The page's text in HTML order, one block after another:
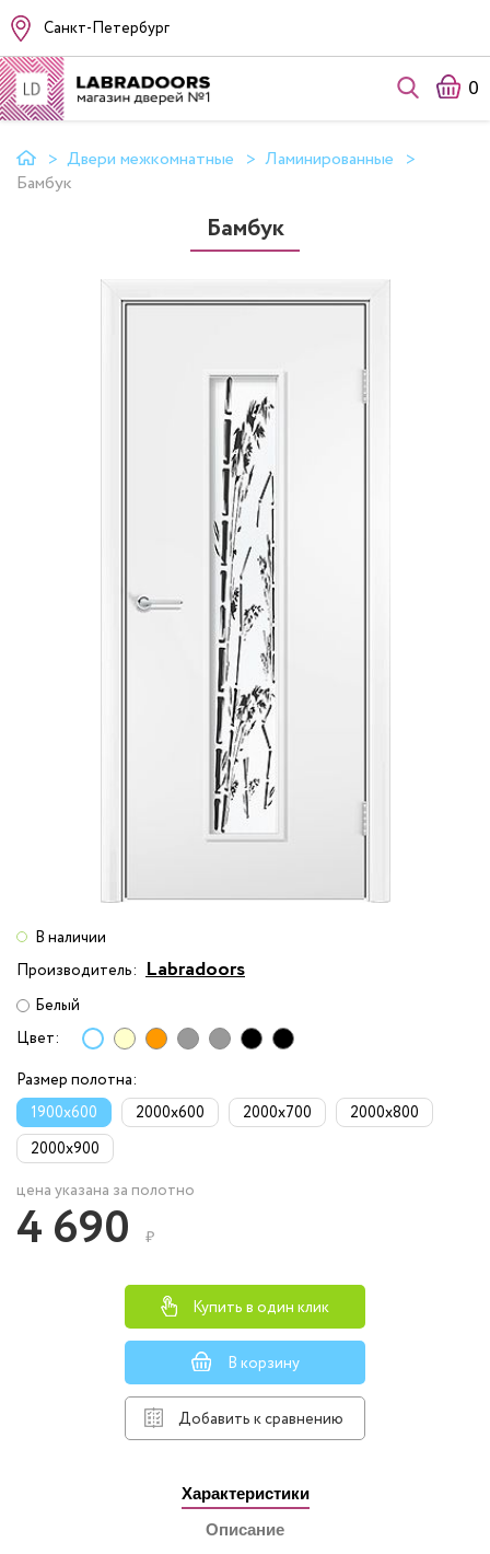
Санкт-Петербург
0
Двери межкомнатные
Ламинированные
Бамбук
Бамбук
В наличии
Производитель: Labradoors
Белый
Цвет:
Размер полотна:
1900x600
2000x600 2000x700
2000x800
2000x900
цена указана за полотно
4 690 ₽
Купить в один клик
В корзину
Добавить к сравнению
Характеристики
Описание